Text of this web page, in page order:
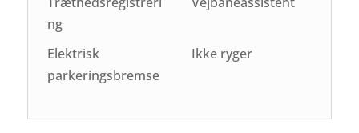
ng
Elektrisk
parkeringsbremse
Ikke ryger